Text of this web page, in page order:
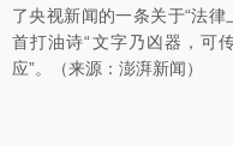
了央视新闻的一条关于“法
首打油诗“文字乃凶器，可
应”。（来源：澎湃新闻）